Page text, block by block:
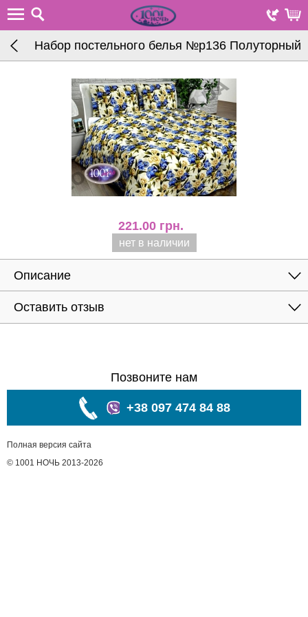
Набор постельного белья №р136 Полуторный
221.00 грн.
нет в наличии
Описание
Оставить отзыв
Позвоните нам
+38 097 474 84 88
Полная версия сайта
© 1001 НОЧЬ 2013-2026